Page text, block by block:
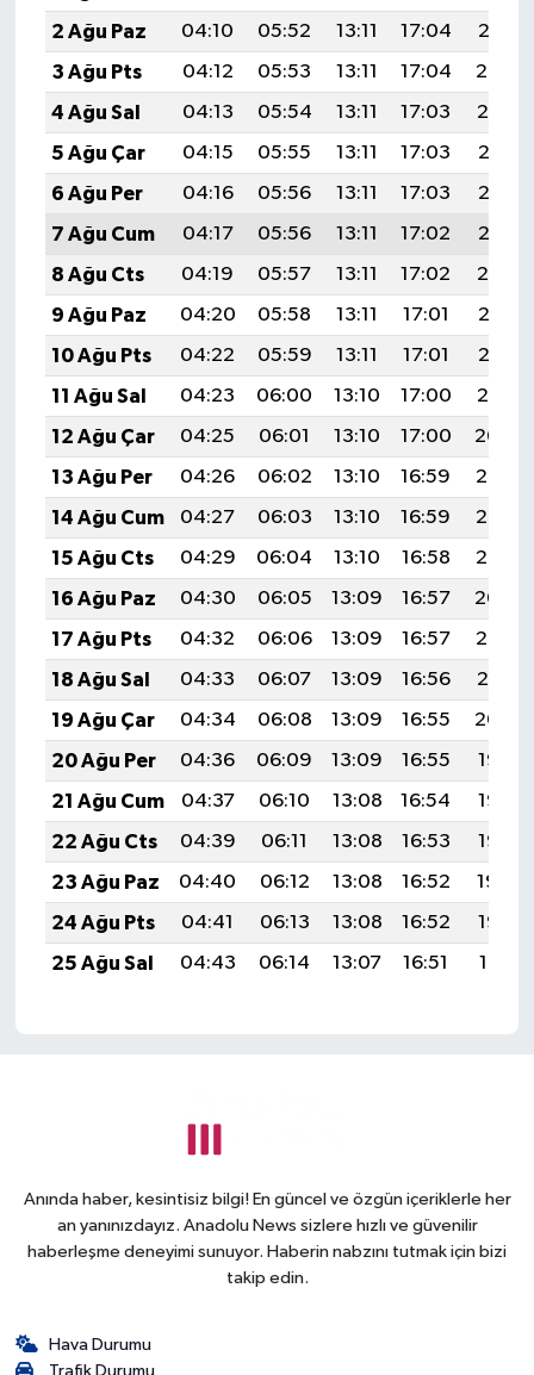
2 Ağu Paz
04:10 05:52 13:11 17:04
20:21
3 Ağu Pts
04:12 05:53 13:11 17:04
20:20
4 Ağu Sal
04:13 05:54 13:11 17:03
20:19
5 Ağu Çar
04:15 05:55 13:11 17:03
20:18
6 Ağu Per
04:16 05:56 13:11 17:03
20:17
7 Ağu Cum
04:17 05:56 13:11 17:02
20:15
8 Ağu Cts
04:19 05:57 13:11 17:02
20:14
9 Ağu Paz
04:20 05:58 13:11 17:01
20:13
10 Ağu Pts
04:22 05:59 13:11 17:01
20:12
11 Ağu Sal
04:23 06:00 13:10 17:00
20:10
12 Ağu Çar
04:25 06:01 13:10 17:00
20:09
13 Ağu Per
04:26 06:02 13:10 16:59
20:08
14 Ağu Cum
04:27 06:03 13:10 16:59
20:07
15 Ağu Cts
04:29 06:04 13:10 16:58
20:05
16 Ağu Paz
04:30 06:05 13:09 16:57
20:04
17 Ağu Pts
04:32 06:06 13:09 16:57
20:03
18 Ağu Sal
04:33 06:07 13:09 16:56
20:01
19 Ağu Çar
04:34 06:08 13:09 16:55
20:00
20 Ağu Per
04:36 06:09 13:09 16:55
19:58
21 Ağu Cum
04:37 06:10 13:08 16:54
19:57
22 Ağu Cts
04:39 06:11 13:08 16:53
19:55
23 Ağu Paz
04:40 06:12 13:08 16:52
19:54
24 Ağu Pts
04:41 06:13 13:08 16:52
19:52
25 Ağu Sal
04:43 06:14 13:07 16:51 19:51
Anında haber, kesintisiz bilgi! En güncel ve özgün içeriklerle her
an yanınızdayız. Anadolu News sizlere hızlı ve güvenilir
haberleşme deneyimi sunuyor. Haberin nabzını tutmak için bizi
takip edin.
Hava Durumu
Trafik Durumu